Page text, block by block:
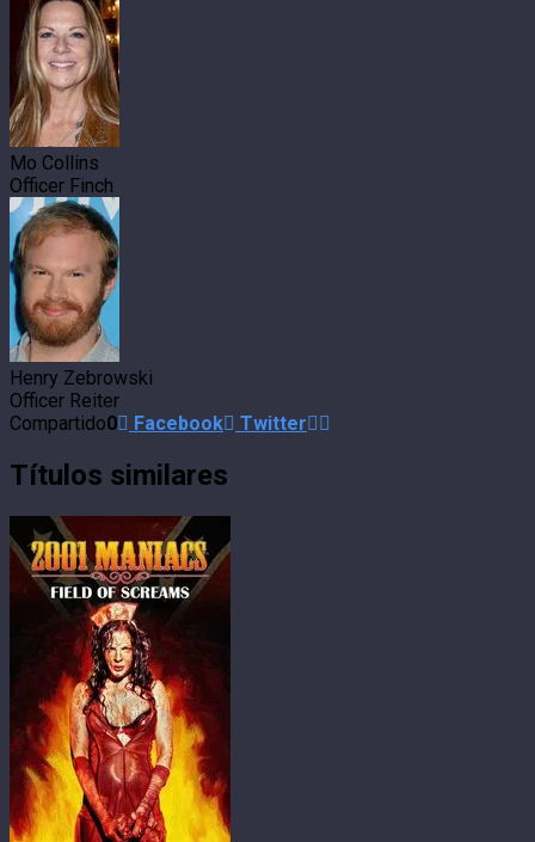
Mo Collins
Officer Finch
Henry Zebrowski
Officer Reiter
Compartido0 Facebook Twitter
Títulos similares